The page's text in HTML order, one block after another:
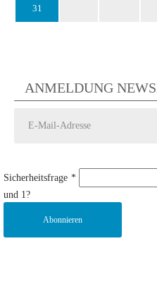
31
ANMELDUNG
Sicherheitsfrage *
und 1?
Abonnieren